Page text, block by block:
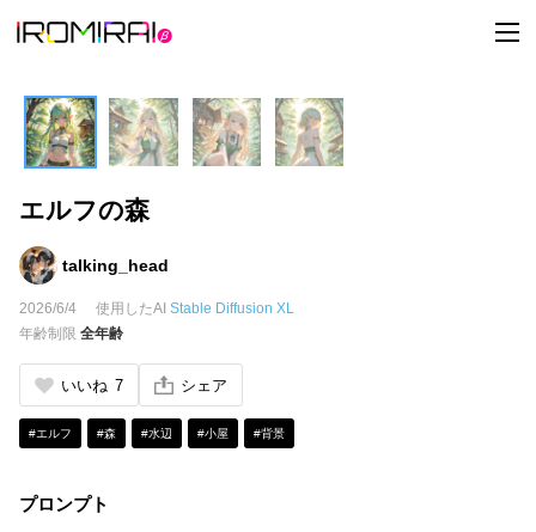
t
o
エルフの森
talking_head
2026/6/4 使用したAI Stable Diffusion XL
年齢制限 全年齢
いいね 7 シェア
#エルフ #森 #水辺 #小屋 #背景
プロンプト